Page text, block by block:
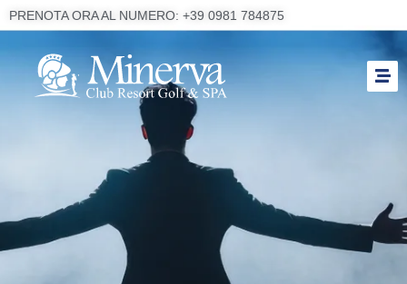
PRENOTA ORA AL NUMERO: +39 0981 784875